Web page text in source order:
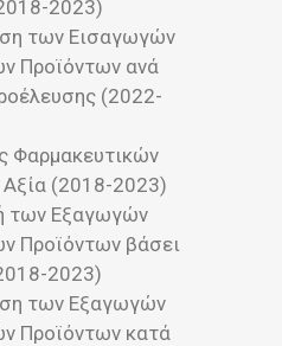
2023)
των Εισαγωγών
Προϊόντων ανά
(2022-
Φαρμακευτικών
(2018-2023)
των Εξαγωγών
Προϊόντων βάσει
2023)
των Εξαγωγών
Προϊόντων κατά